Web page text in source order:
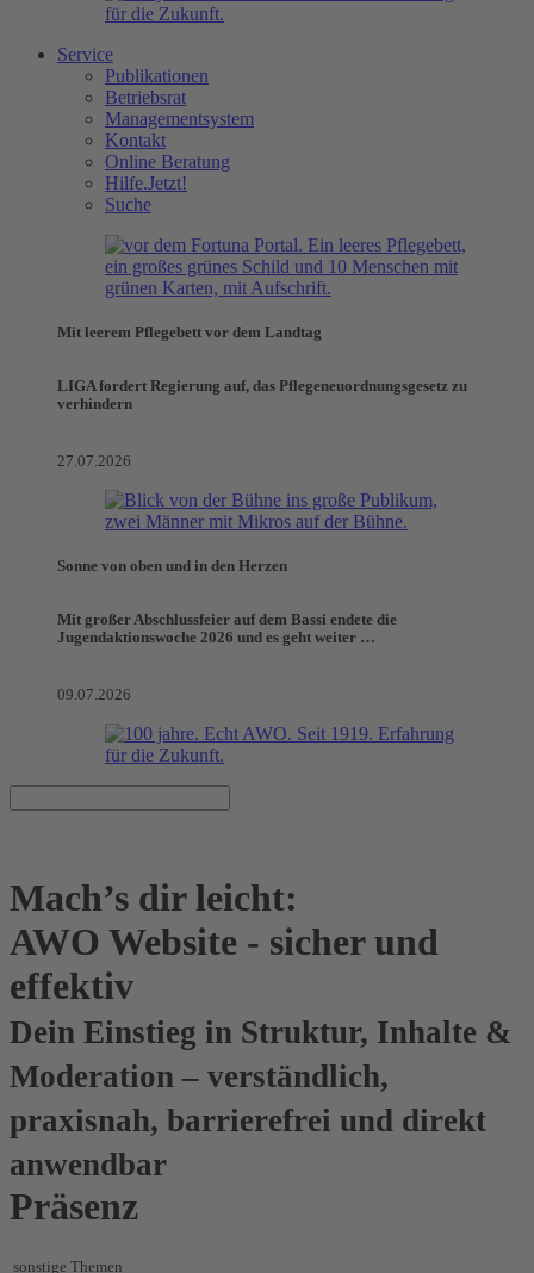
Service
Publikationen
Betriebsrat
Managementsystem
Kontakt
Online Beratung
Hilfe.Jetzt!
Suche
Mit leerem Pflegebett vor dem Landtag
LIGA fordert Regierung auf, das Pflegeneuordnungsgesetz zu
verhindern
27.07.2026
Sonne von oben und in den Herzen
Mit großer Abschlussfeier auf dem Bassi endete die
Jugendaktionswoche 2026 und es geht weiter …
09.07.2026
Mach’s dir leicht:
AWO Website - sicher und
effektiv
Dein Einstieg in Struktur, Inhalte &
Moderation – verständlich,
praxisnah, barrierefrei und direkt
anwendbar
Präsenz
sonstige Themen